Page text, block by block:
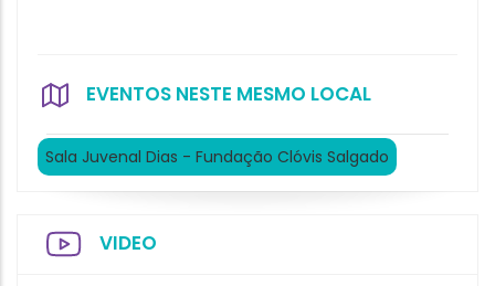
EVENTOS NESTE MESMO LOCAL
Sala Juvenal Dias - Fundação Clóvis Salgado
VIDEO